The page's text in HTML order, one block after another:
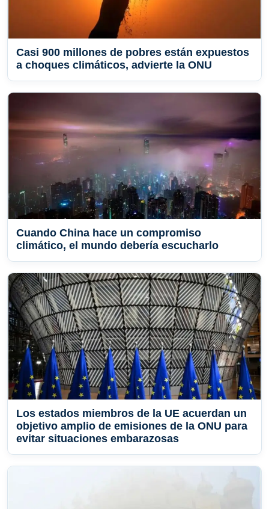
Casi 900 millones de pobres están expuestos
a choques climáticos, advierte la ONU
Cuando China hace un compromiso
climático, el mundo debería escucharlo
Los estados miembros de la UE acuerdan un
objetivo amplio de emisiones de la ONU para
evitar situaciones embarazosas